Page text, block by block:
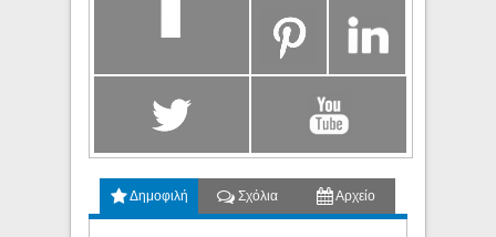
Δημοφιλή Σχόλια Αρχείο